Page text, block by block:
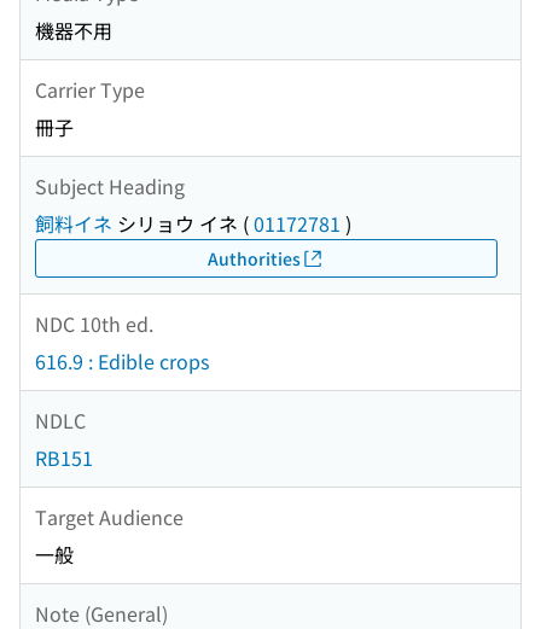
機器不用
Carrier Type
冊子
Subject Heading
飼料イネ シリョウ イネ (01172781 )
Authorities
NDC 10th ed.
616.9 : Edible crops
NDLC
RB151
Target Audience
一般
Note (General)